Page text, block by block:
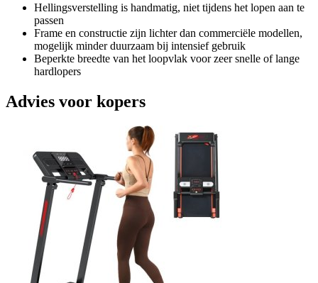
Hellingsverstelling is handmatig, niet tijdens het lopen aan te
passen
Frame en constructie zijn lichter dan commerciële modellen,
mogelijk minder duurzaam bij intensief gebruik
Beperkte breedte van het loopvlak voor zeer snelle of lange
hardlopers
Advies voor kopers